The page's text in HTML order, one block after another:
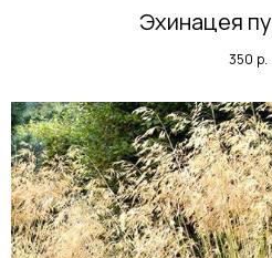
Эхинацея
350 р.